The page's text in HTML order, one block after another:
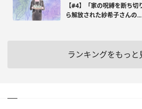
【#4】「家の呪縛を断ち
ら解放された紗希子さんの...
ランキングをもっと